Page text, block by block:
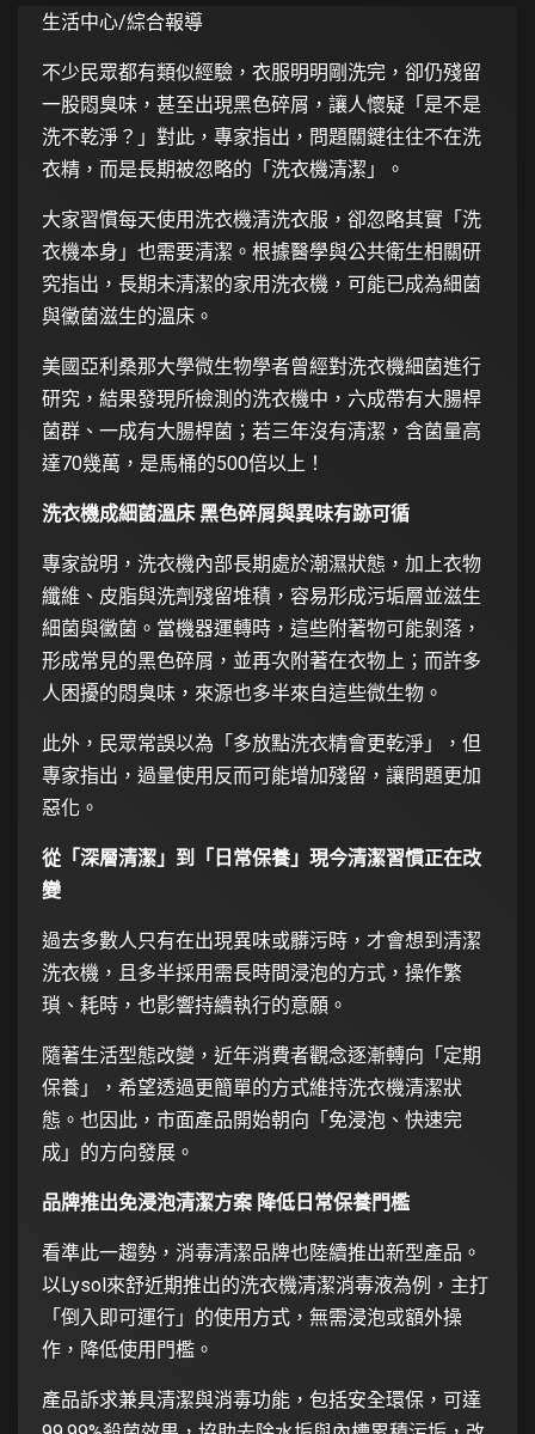
生活中心/綜合報導
不少民眾都有類似經驗，衣服明明剛洗完，卻仍殘留
一股悶臭味，甚至出現黑色碎屑，讓人懷疑「是不是
洗不乾淨？」對此，專家指出，問題關鍵往往不在洗
衣精，而是長期被忽略的「洗衣機清潔」。
大家習慣每天使用洗衣機清洗衣服，卻忽略其實「洗
衣機本身」也需要清潔。根據醫學與公共衛生相關研
究指出，長期未清潔的家用洗衣機，可能已成為細菌
與黴菌滋生的溫床。
美國亞利桑那大學微生物學者曾經對洗衣機細菌進行
研究，結果發現所檢測的洗衣機中，六成帶有大腸桿
菌群、一成有大腸桿菌；若三年沒有清潔，含菌量高
達70幾萬，是馬桶的500倍以上！
洗衣機成細菌溫床 黑色碎屑與異味有跡可循
專家說明，洗衣機內部長期處於潮濕狀態，加上衣物
纖維、皮脂與洗劑殘留堆積，容易形成污垢層並滋生
細菌與黴菌。當機器運轉時，這些附著物可能剝落，
形成常見的黑色碎屑，並再次附著在衣物上；而許多
人困擾的悶臭味，來源也多半來自這些微生物。
此外，民眾常誤以為「多放點洗衣精會更乾淨」，但
專家指出，過量使用反而可能增加殘留，讓問題更加
惡化。
從「深層清潔」到「日常保養」現今清潔習慣正在改
變
過去多數人只有在出現異味或髒污時，才會想到清潔
洗衣機，且多半採用需長時間浸泡的方式，操作繁
瑣、耗時，也影響持續執行的意願。
隨著生活型態改變，近年消費者觀念逐漸轉向「定期
保養」，希望透過更簡單的方式維持洗衣機清潔狀
態。也因此，市面產品開始朝向「免浸泡、快速完
成」的方向發展。
品牌推出免浸泡清潔方案 降低日常保養門檻
看準此一趨勢，消毒清潔品牌也陸續推出新型產品。
以Lysol來舒近期推出的洗衣機清潔消毒液為例，主打
「倒入即可運行」的使用方式，無需浸泡或額外操
作，降低使用門檻。
產品訴求兼具清潔與消毒功能，包括安全環保，可達